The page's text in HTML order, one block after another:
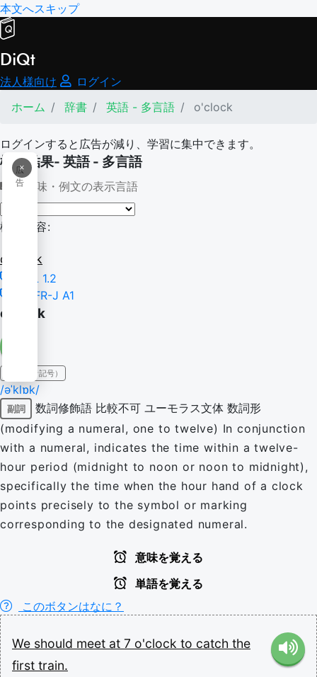
本文へスキップ
DiQt
法人様向け
ログイン
ホーム
辞書 英語 - 多言語 o'clock
ログインすると広告が減り、学習に集中できます。
×
広
告
検索結果- 英語 - 多言語
意味・例文の表示言語
検索内容:
o'clock
TSL 1.2
CEFR-J A1
o'clock
IPA（発音記号）
/əˈklɒk/
副詞 数詞修飾語 比較不可 ユーモラス文体 数詞形
(modifying a numeral, one to twelve) In conjunction
with a numeral, indicates the time within a twelve-
hour period (midnight to noon or noon to midnight),
specifically the time when the hour hand of a clock
points precisely to the symbol or marking
corresponding to the designated numeral.
意味を覚える
単語を覚える
このボタンはなに？
We should meet at 7 o'clock to catch the
first train.